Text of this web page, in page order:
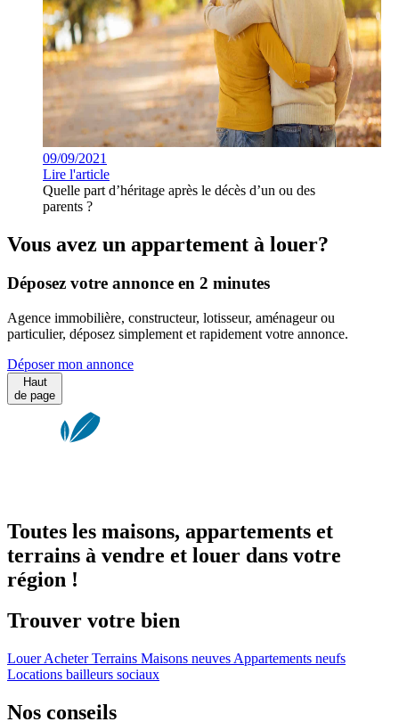
09/09/2021
Lire l'article
Quelle part d’héritage après le décès d’un ou des
parents ?
Vous avez un appartement à louer?
Déposez votre annonce en 2 minutes
Agence immobilière, constructeur, lotisseur, aménageur ou
particulier, déposez simplement et rapidement votre annonce.
Déposer mon annonce
Haut
de page
Toutes les maisons, appartements et
terrains à vendre et louer dans votre
région !
Trouver votre bien
LouerAcheterTerrains Maisons neuves Appartements neufs
Locations bailleurs sociaux
Nos conseils